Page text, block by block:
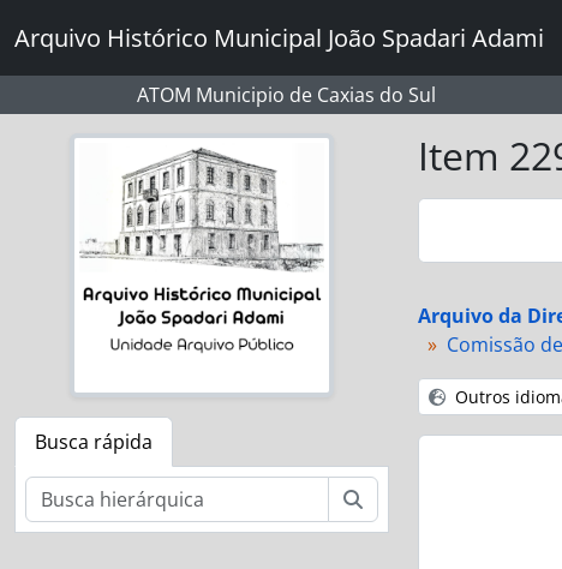
Arquivo Histórico Municipal João Spadari Adami
ATOM Municipio de Caxias do Sul
Busca rápida
Item
Arquivo da
Comissão
Outros